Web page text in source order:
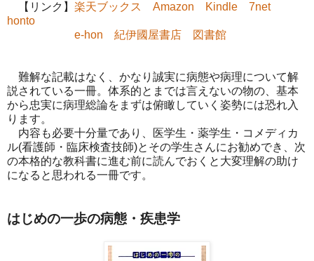
【リンク】 楽天ブックス Amazon Kindle
7net
honto
e-hon
紀伊國屋書店 図書館
難解な記載はなく、かなり誠実に病態や病理について解
説されている一冊。体系的とまでは言えないの物の、基本
から忠実に病理総論をまずは俯瞰していく姿勢には恐れ入
ります。
内容も必要十分量であり、医学生・薬学生・コメディカ
ル(看護師・臨床検査技師)とその学生さんにお勧めでき、次
の本格的な教科書に進む前に読んでおくと大変理解の助け
になると思われる一冊です。
はじめの一歩の病態・疾患学